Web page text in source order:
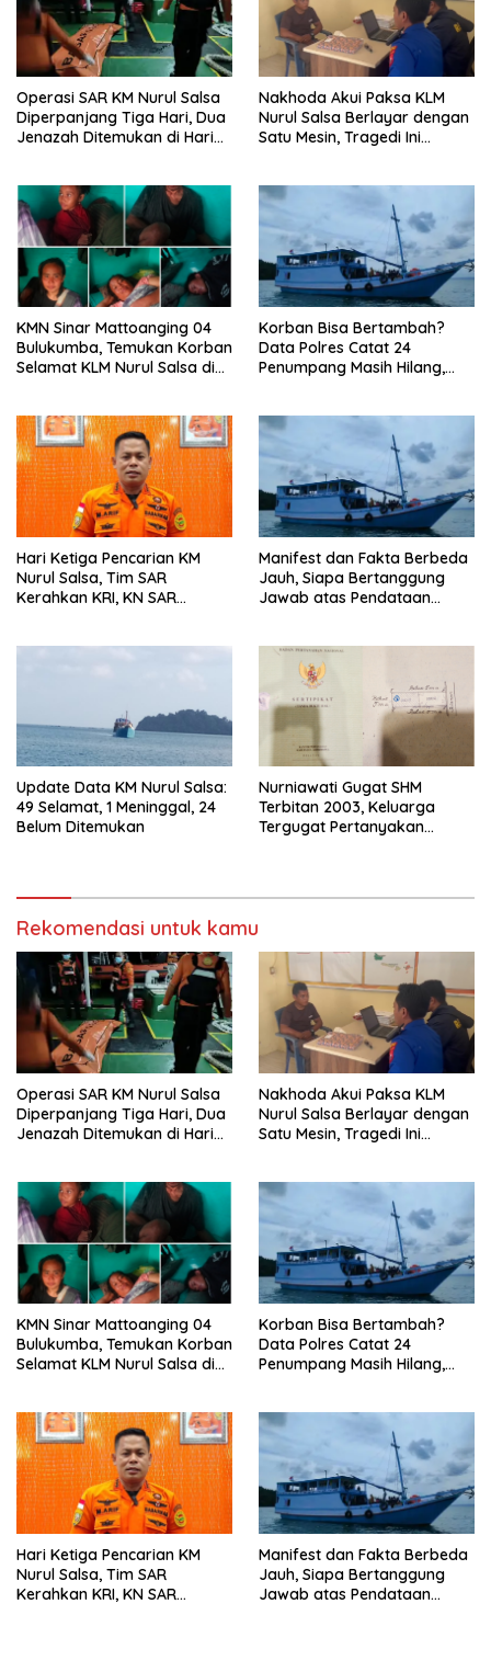
Operasi SAR KM Nurul Salsa
Diperpanjang Tiga Hari, Dua
Jenazah Ditemukan di Hari
‎Nakhoda Akui Paksa KLM
Nurul Salsa Berlayar dengan
Satu Mesin, Tragedi Ini
‎KMN Sinar Mattoanging 04
Bulukumba, Temukan Korban
Selamat KLM Nurul Salsa di
Mata”lang
‎Korban Bisa Bertambah?
Data Polres Catat 24
Penumpang Masih Hilang,
Hari Ketiga Pencarian KM
Nurul Salsa, Tim SAR
Kerahkan KRI, KN SAR
Manifest dan Fakta Berbeda
Jauh, Siapa Bertanggung
Jawab atas Pendataan
Update Data KM Nurul Salsa:
49 Selamat, 1 Meninggal, 24
Belum Ditemukan
Nurniawati Gugat SHM
Terbitan 2003, Keluarga
Tergugat Pertanyakan
Rekomendasi untuk kamu
Operasi SAR KM Nurul Salsa
Diperpanjang Tiga Hari, Dua
Jenazah Ditemukan di Hari
‎Nakhoda Akui Paksa KLM
Nurul Salsa Berlayar dengan
Satu Mesin, Tragedi Ini
‎KMN Sinar Mattoanging 04
Bulukumba, Temukan Korban
Selamat KLM Nurul Salsa di
Mata”lang
‎Korban Bisa Bertambah?
Data Polres Catat 24
Penumpang Masih Hilang,
Hari Ketiga Pencarian KM
Nurul Salsa, Tim SAR
Kerahkan KRI, KN SAR
Manifest dan Fakta Berbeda
Jauh, Siapa Bertanggung
Jawab atas Pendataan